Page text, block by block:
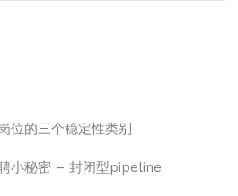
位的三个稳定性类别
小秘密 – 封闭型pipeline